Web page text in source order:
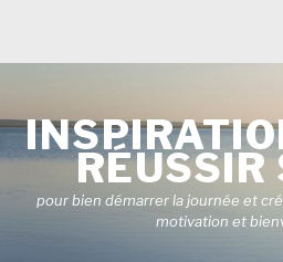
contenu
RÉUSSIR
pour bien démarrer la journée et
motivation et